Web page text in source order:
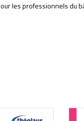
les professionnels du